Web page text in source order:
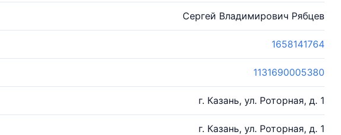
Сергей Владимирович Рябцев
1658141764
1131690005380
г. Казань, ул. Роторная, д. 1
г. Казань, ул. Роторная, д. 1